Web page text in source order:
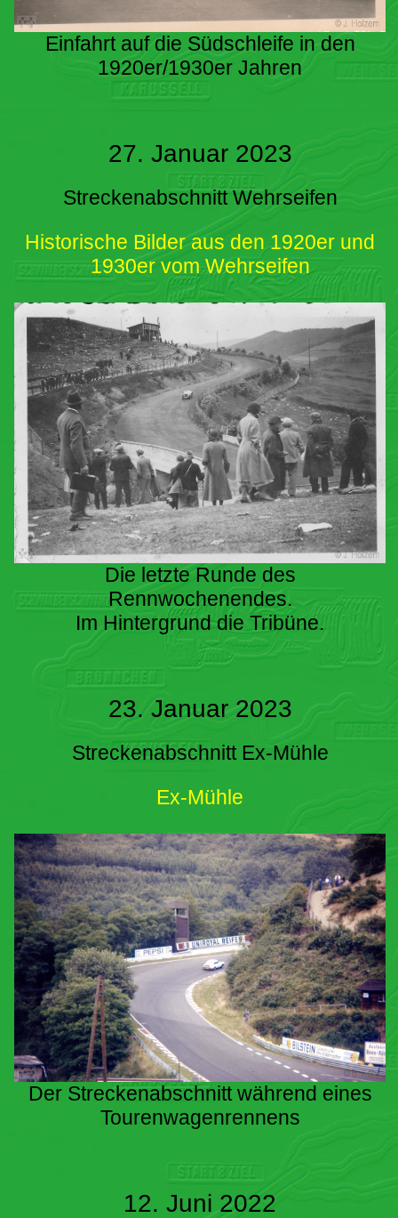
Einfahrt auf die Südschleife in den
1920er/1930er Jahren
27. Januar 2023
Streckenabschnitt Wehrseifen
Historische Bilder aus den 1920er und
1930er vom Wehrseifen
Die letzte Runde des
Rennwochenendes.
Im Hintergrund die Tribüne.
23. Januar 2023
Streckenabschnitt Ex-Mühle
Ex-Mühle
Der Streckenabschnitt während eines
Tourenwagenrennens
12. Juni 2022